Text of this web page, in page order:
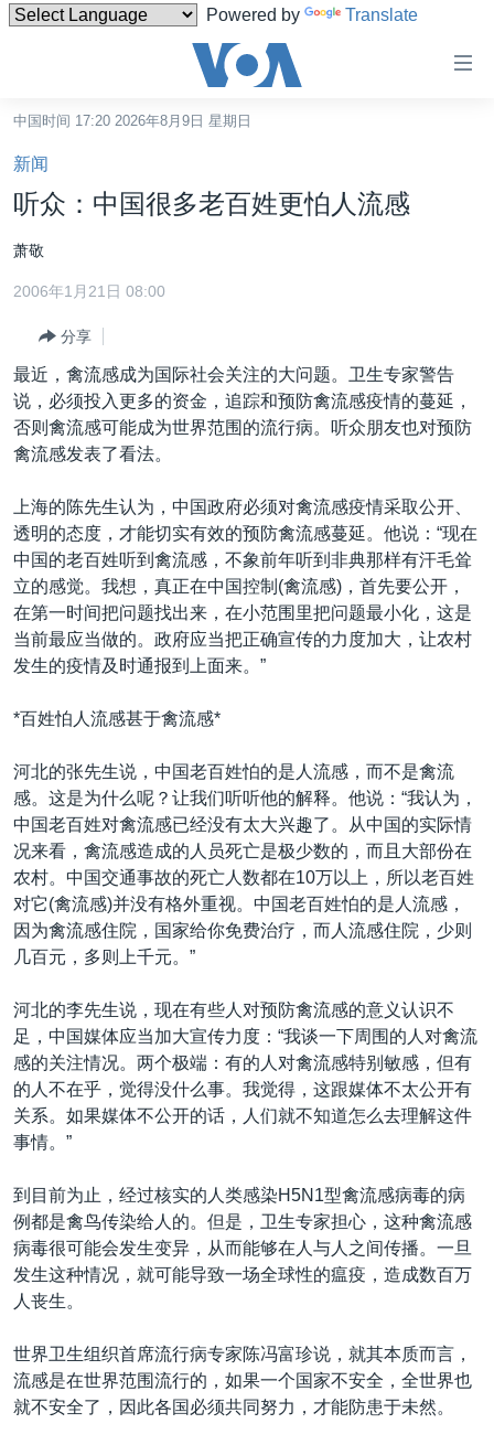
Powered by Translate
碍
链
接
跳
转
内
转
到
导
航
转
到
检
索
台湾
港澳
国际
最新国际新闻
印太
中东
欧洲
非洲
美洲
全球议题
分类新闻
经济·金融·贸易
人权·法律·宗教
科教·文娱·体健
军事
劳工
环境
美中关系
热点专题
白宫要闻
国会报道
美中关系
美国建国250周年
埃博拉疫情
台海两岸关系
南中国海争端
关注西藏
关注新疆
GEN Z 看美国
VOA视频
VOA今日焦点
中文广播
关注我们
其他语言网站
中国时间 17:20 2026年8月9日 星期日
新闻
听众：中国很多老百姓更怕人流感
萧敬
2006年1月21日 08:00
分享
最近，禽流感成为国际社会关注的大问题。卫生专家警告
说，必须投入更多的资金，追踪和预防禽流感疫情的蔓延，
否则禽流感可能成为世界范围的流行病。听众朋友也对预防
禽流感发表了看法。
上海的陈先生认为，中国政府必须对禽流感疫情采取公开、
透明的态度，才能切实有效的预防禽流感蔓延。他说：“现在
中国的老百姓听到禽流感，不象前年听到非典那样有汗毛耸
立的感觉。我想，真正在中国控制(禽流感)，首先要公开，
在第一时间把问题找出来，在小范围里把问题最小化，这是
当前最应当做的。政府应当把正确宣传的力度加大，让农村
发生的疫情及时通报到上面来。”
*百姓怕人流感甚于禽流感*
河北的张先生说，中国老百姓怕的是人流感，而不是禽流
感。这是为什么呢？让我们听听他的解释。他说：“我认为，
中国老百姓对禽流感已经没有太大兴趣了。从中国的实际情
况来看，禽流感造成的人员死亡是极少数的，而且大部份在
农村。中国交通事故的死亡人数都在10万以上，所以老百姓
对它(禽流感)并没有格外重视。中国老百姓怕的是人流感，
因为禽流感住院，国家给你免费治疗，而人流感住院，少则
几百元，多则上千元。”
河北的李先生说，现在有些人对预防禽流感的意义认识不
足，中国媒体应当加大宣传力度：“我谈一下周围的人对禽流
感的关注情况。两个极端：有的人对禽流感特别敏感，但有
的人不在乎，觉得没什么事。我觉得，这跟媒体不太公开有
关系。如果媒体不公开的话，人们就不知道怎么去理解这件
事情。”
到目前为止，经过核实的人类感染H5N1型禽流感病毒的病
例都是禽鸟传染给人的。但是，卫生专家担心，这种禽流感
病毒很可能会发生变异，从而能够在人与人之间传播。一旦
发生这种情况，就可能导致一场全球性的瘟疫，造成数百万
人丧生。
世界卫生组织首席流行病专家陈冯富珍说，就其本质而言，
流感是在世界范围流行的，如果一个国家不安全，全世界也
就不安全了，因此各国必须共同努力，才能防患于未然。